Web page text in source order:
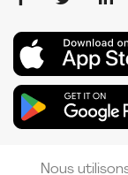
Nous